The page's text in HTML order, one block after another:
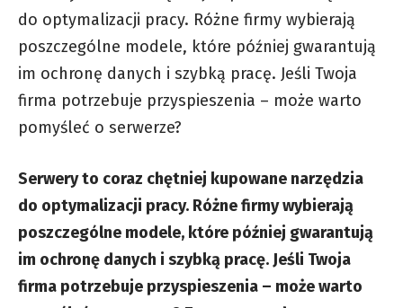
do optymalizacji pracy. Różne firmy wybierają
poszczególne modele, które później gwarantują
im ochronę danych i szybką pracę. Jeśli Twoja
firma potrzebuje przyspieszenia – może warto
pomyśleć o serwerze?
Serwery to coraz chętniej kupowane narzędzia
do optymalizacji pracy. Różne firmy wybierają
poszczególne modele, które później gwarantują
im ochronę danych i szybką pracę. Jeśli Twoja
firma potrzebuje przyspieszenia – może warto